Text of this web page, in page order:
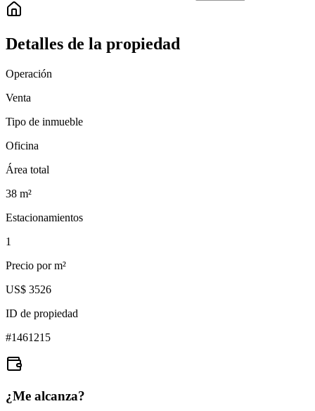
Detalles de la propiedad
Operación
Venta
Tipo de inmueble
Oficina
Área total
38 m²
Estacionamientos
1
Precio por m²
US$ 3526
ID de propiedad
#1461215
¿Me alcanza?